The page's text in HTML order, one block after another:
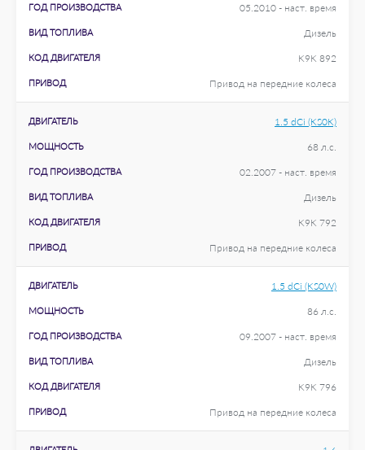
ГОД ПРОИЗВОДСТВА 05.2010 - наст. время
ВИД ТОПЛИВА Дизель
КОД ДВИГАТЕЛЯ K9K 892
ПРИВОД Привод на передние колеса
ДВИГАТЕЛЬ 1.5 dCi (KS0K)
МОЩНОСТЬ 68 л.с.
ГОД ПРОИЗВОДСТВА 02.2007 - наст. время
ВИД ТОПЛИВА Дизель
КОД ДВИГАТЕЛЯ K9K 792
ПРИВОД Привод на передние колеса
ДВИГАТЕЛЬ 1.5 dCi (KS0W)
МОЩНОСТЬ 86 л.с.
ГОД ПРОИЗВОДСТВА 09.2007 - наст. время
ВИД ТОПЛИВА Дизель
КОД ДВИГАТЕЛЯ K9K 796
ПРИВОД Привод на передние колеса